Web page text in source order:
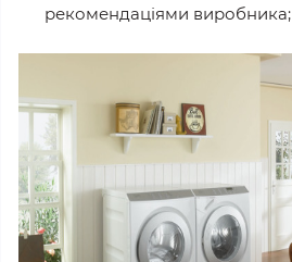
рекомендаціями виробника;